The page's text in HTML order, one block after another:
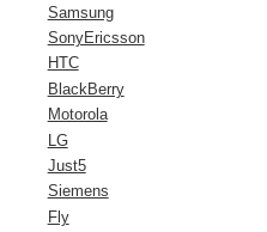
Samsung
SonyEricsson
HTC
BlackBerry
Motorola
LG
Just5
Siemens
Fly